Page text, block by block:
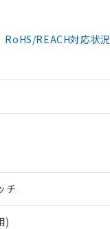
RoHS/REACH対応状況
チ
)